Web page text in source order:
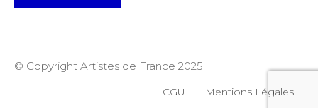
© Copyright Artistes de France 2025
CGU Mentions Légales